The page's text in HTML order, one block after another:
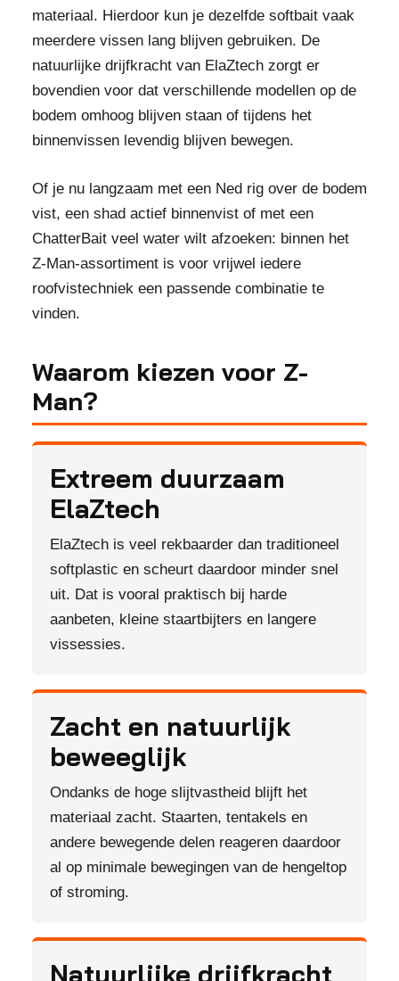
materiaal. Hierdoor kun je dezelfde softbait vaak
meerdere vissen lang blijven gebruiken. De
natuurlijke drijfkracht van ElaZtech zorgt er
bovendien voor dat verschillende modellen op de
bodem omhoog blijven staan of tijdens het
binnenvissen levendig blijven bewegen.
Of je nu langzaam met een Ned rig over de bodem
vist, een shad actief binnenvist of met een
ChatterBait veel water wilt afzoeken: binnen het
Z-Man-assortiment is voor vrijwel iedere
roofvistechniek een passende combinatie te
vinden.
Waarom kiezen voor Z-
Man?
Extreem duurzaam
ElaZtech
ElaZtech is veel rekbaarder dan traditioneel
softplastic en scheurt daardoor minder snel
uit. Dat is vooral praktisch bij harde
aanbeten, kleine staartbijters en langere
vissessies.
Zacht en natuurlijk
beweeglijk
Ondanks de hoge slijtvastheid blijft het
materiaal zacht. Staarten, tentakels en
andere bewegende delen reageren daardoor
al op minimale bewegingen van de hengeltop
of stroming.
Natuurlijke drijfkracht